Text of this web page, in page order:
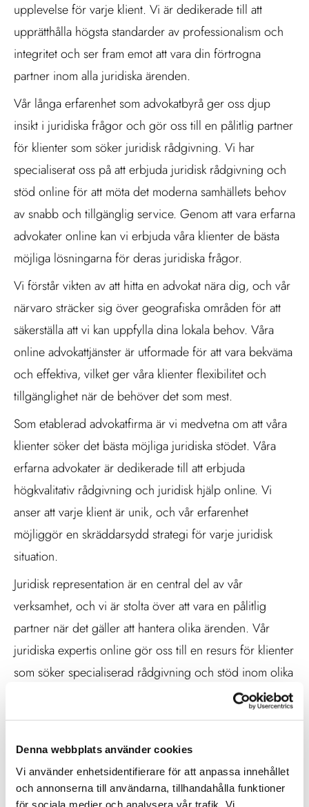
Denna webbplats använder cookies
Vi använder enhetsidentifierare för att anpassa innehållet
och annonserna till användarna, tillhandahålla funktioner
för sociala medier och analysera vår trafik. Vi
upplevelse för varje klient. Vi är dedikerade till att
upprätthålla högsta standarder av professionalism och
integritet och ser fram emot att vara din förtrogna
partner inom alla juridiska ärenden.
Vår långa erfarenhet som advokatbyrå ger oss djup
insikt i juridiska frågor och gör oss till en pålitlig partner
för klienter som söker juridisk rådgivning. Vi har
specialiserat oss på att erbjuda juridisk rådgivning och
stöd online för att möta det moderna samhällets behov
av snabb och tillgänglig service. Genom att vara erfarna
advokater online kan vi erbjuda våra klienter de bästa
möjliga lösningarna för deras juridiska frågor.
Vi förstår vikten av att hitta en advokat nära dig, och vår
närvaro sträcker sig över geografiska områden för att
säkerställa att vi kan uppfylla dina lokala behov. Våra
online advokattjänster är utformade för att vara bekväma
och effektiva, vilket ger våra klienter flexibilitet och
tillgänglighet när de behöver det som mest.
Som etablerad advokatfirma är vi medvetna om att våra
klienter söker det bästa möjliga juridiska stödet. Våra
erfarna advokater är dedikerade till att erbjuda
högkvalitativ rådgivning och juridisk hjälp online. Vi
anser att varje klient är unik, och vår erfarenhet
möjliggör en skräddarsydd strategi för varje juridisk
situation.
Juridisk representation är en central del av vår
verksamhet, och vi är stolta över att vara en pålitlig
partner när det gäller att hantera olika ärenden. Vår
juridiska expertis online gör oss till en resurs för klienter
som söker specialiserad rådgivning och stöd inom olika
Vi strävar efter att vara den bästa advokatbyrån online
genom att erbjuda professionella tjänster och skapa en
nära och pålitlig relation med våra klienter. Vårt
åtagande att upprätthålla höga standarder av